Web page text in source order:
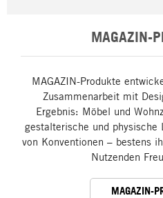
MAGAZIN-
MAGAZIN-Produkte
Zusammenarbeit mit
Ergebnis: Möbel und
gestalterische und
von Konventionen – bestens
Nutzenden
MAGAZIN-